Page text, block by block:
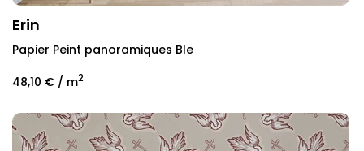
Erin
Papier Peint panoramiques Ble
48,10 € / m2